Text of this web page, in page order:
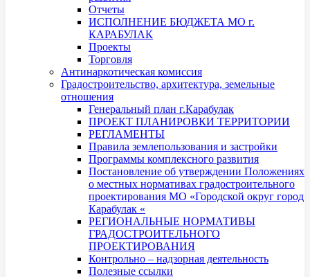
Отчеты
ИСПОЛНЕНИЕ БЮДЖЕТА МО г.
КАРАБУЛАК
Проекты
Торговля
Антинаркотическая комиссия
Градостроительство, архитектура, земельные
отношения
Генеральный план г.Карабулак
ПРОЕКТ ПЛАНИРОВКИ ТЕРРИТОРИИ
РЕГЛАМЕНТЫ
Правила землепользования и застройки
Программы комплексного развития
Постановление об утверждении Положениях
о местных нормативах градостроительного
проектирования МО «Городской округ город
Карабулак «
РЕГИОНАЛЬНЫЕ НОРМАТИВЫ
ГРАДОСТРОИТЕЛЬНОГО
ПРОЕКТИРОВАНИЯ
Контрольно – надзорная деятельность
Полезные ссылки